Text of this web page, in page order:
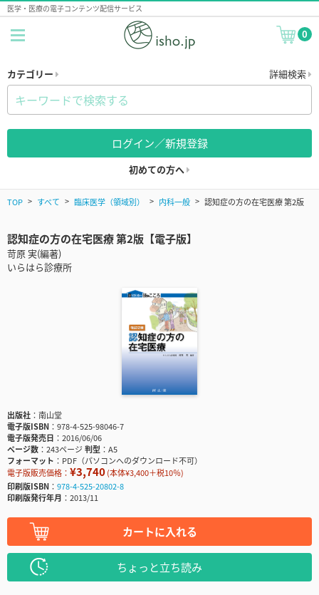
医学・医療の電子コンテンツ配信サービス
0
カテゴリー 詳細検索
ログイン／新規登録
初めての方へ
TOP すべて 臨床医学（領域別） 内科一般 認知症の方の在宅医療 第2版
認知症の方の在宅医療 第2版【電子版】
苛原 実(編著)
いらはら診療所
出版社
南山堂
電子版ISBN
978-4-525-98046-7
電子版発売日
2016/06/06
ページ数
243ページ判型
A5
フォーマット
PDF（パソコンへのダウンロード不可）
電子版販売価格： ¥3,740(本体¥3,400＋税10％)
印刷版ISBN
978-4-525-20802-8
印刷版発行年月
2013/11
カートに入れる
ちょっと立ち読み